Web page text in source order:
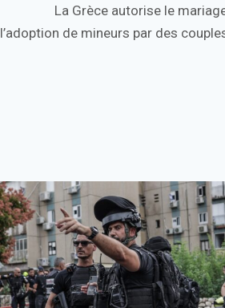
La Grèce autorise le
l’adoption de mineurs par des